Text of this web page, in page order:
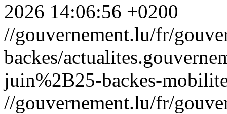
2026 14:06:56 +0200
//gouvernement.lu/fr/
backes/
juin%2B25-backes-
//gouvernement.lu/fr/